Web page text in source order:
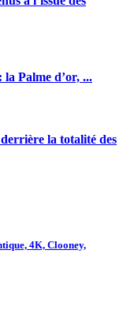
la Palme d’or, ...
derrière la totalité des
4K, Clooney,